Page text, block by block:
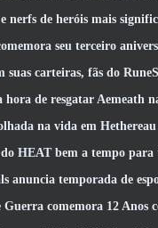
nerfs de heróis mais
seu terceiro aniversário com o
fãs do RuneScape, Os ingressos para o RuneFest
de resgatar Aemeath na versão de
em Hethereau em Neverness To Everness, vídeo de
HEAT bem a tempo para
temporada de esportes
comemora 12 Anos com o evento